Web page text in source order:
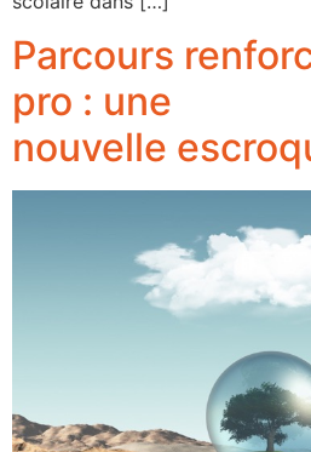
Parcours
pro : une
nouvelle